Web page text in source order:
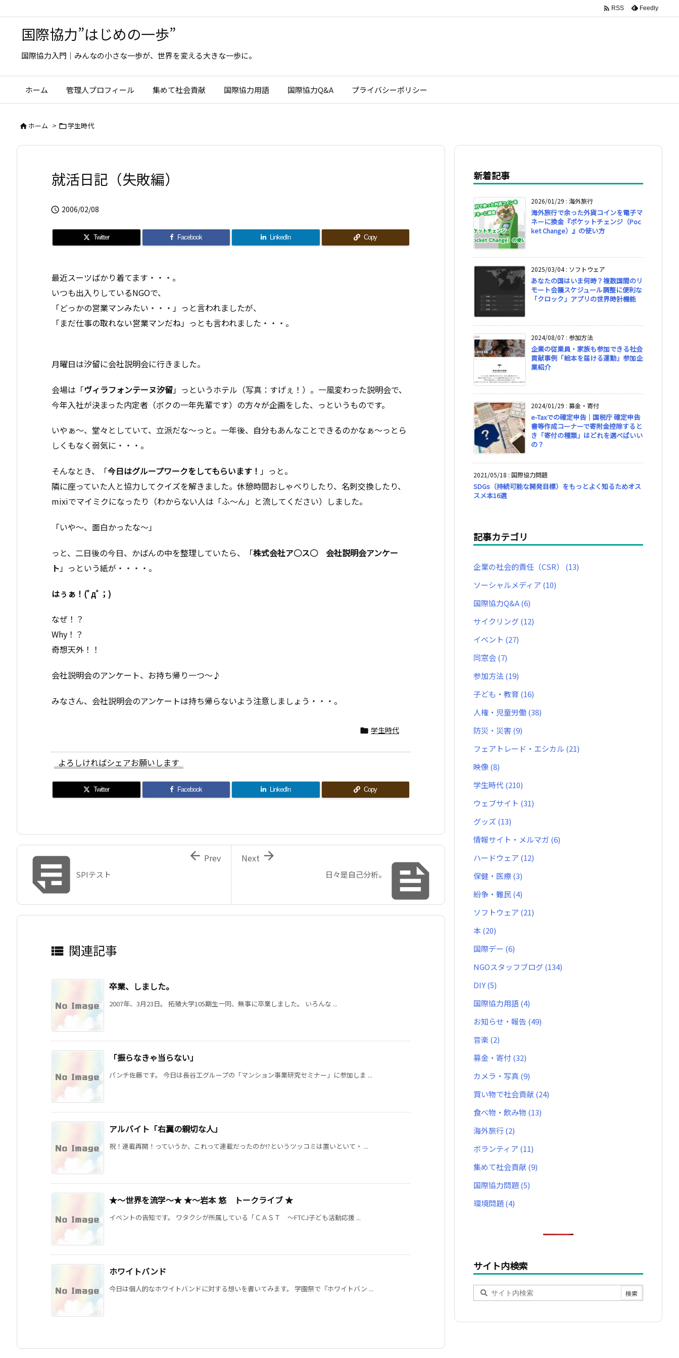
国際協力”はじめの一歩”
国際協力入門｜みんなの小さな一歩が、世界を変える大きな一歩に。
ホーム 管理人プロフィール 集めて社会貢献 国際協力用語 国際協力Q&A プライバシーポリシー
 RSS Feedly
ホーム > 学生時代
就活日記（失敗編）
 2006/02/08
Twitter Facebook LinkedIn Copy
最近スーツばかり着てます・・・。
いつも出入りしているNGOで、
「どっかの営業マンみたい・・・」っと言われましたが、
「まだ仕事の取れない営業マンだね」っとも言われました・・・。
月曜日は汐留に会社説明会に行きました。
会場は「ヴィラフォンテーヌ汐留」っというホテル（写真：すげぇ！）。一風変わった説明会で、
今年入社が決まった内定者（ボクの一年先輩です）の方々が企画をした、っというものです。
いやぁ〜、堂々としていて、立派だな〜っと。一年後、自分もあんなことできるのかなぁ〜っとら
しくもなく弱気に・・・。
そんなとき、「今日はグループワークをしてもらいます！ 」っと。
隣に座っていた人と協力してクイズを解きました。休憩時間おしゃべりしたり、名刺交換したり、
mixiでマイミクになったり（わからない人は「ふ〜ん」と流してください）しました。
「いや〜、面白かったな〜」
っと、二日後の今日、かばんの中を整理していたら、「株式会社ア○ス○ 会社説明会アンケー
ト 」っという紙が・・・・。
はぅぁ！(ﾟдﾟ；)
なぜ！？
Why！？
奇想天外！！
会社説明会のアンケート、お持ち帰り一つ〜♪
みなさん、会社説明会のアンケートは持ち帰らないよう注意しましょう・・・。
 学生時代
よろしければシェアお願いします
Twitter Facebook LinkedIn Copy

日々是自己分析。

Next
SPIテスト
 Prev
 関連記事
卒業、しました。
2007年、3月23日。 拓殖大学105期生一同、無事に卒業しました。 いろんな ...
「振らなきゃ当らない」
パンチ佐藤です。 今日は長谷工グループの「マンション事業研究セミナー」に参加しま ...
アルバイト「右翼の親切な人」
祝！連載再開！っていうか、これって連載だったのか!?というツッコミは置いといて・ ...
★〜世界を流学〜★ ★〜岩本 悠 トークライブ ★
イベントの告知です。 ワタクシが所属している「ＣＡＳＴ 〜FTCJ子ども活動応援 ...
ホワイトバンド
今日は個人的なホワイトバンドに対する想いを書いてみます。 学園祭で『ホワイトバン ...
新着記事
2026/01/29 : 海外旅行
海外旅行で余った外貨コインを電子マ
ネーに換金『ポケットチェンジ（Poc
ket Change）』の使い方
2025/03/04: ソフトウェア
あなたの国はいま何時？複数国間のリ
モート会議スケジュール調整に便利な
「クロック」アプリの世界時計機能
2024/08/07 : 参加方法
企業の従業員・家族も参加できる社会
貢献事例「絵本を届ける運動」参加企
業紹介
2024/01/29 : 募金・寄付
e-Taxでの確定申告｜国税庁 確定申告
書等作成コーナーで寄附金控除すると
き「寄付の種類」はどれを選べばいい
の？
2021/05/18 : 国際協力問題
SDGs（持続可能な開発目標）をもっとよく知るためオス
スメ本16選
記事カテゴリ
企業の社会的責任（CSR） (13)
ソーシャルメディア (10)
国際協力Q&A(6)
サイクリング(12)
イベント (27)
同窓会(7)
参加方法(19)
子ども・教育 (16)
人権・児童労働(38)
防災・災害(9)
フェアトレード・エシカル (21)
映像(8)
学生時代(210)
ウェブサイト (31)
グッズ (13)
情報サイト・メルマガ (6)
ハードウェア (12)
保健・医療(3)
紛争・難民(4)
ソフトウェア (21)
本(20)
国際デー (6)
NGOスタッフブログ(134)
DIY(5)
国際協力用語(4)
お知らせ・報告 (49)
音楽(2)
募金・寄付 (32)
カメラ・写真(9)
買い物で社会貢献 (24)
食べ物・飲み物 (13)
海外旅行(2)
ボランティア (11)
集めて社会貢献 (9)
国際協力問題(5)
環境問題(4)
サイト内検索